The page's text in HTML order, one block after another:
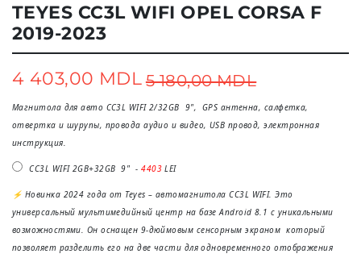
TEYES CC3L WIFI OPEL CORSA F
2019-2023
Special
4 403,00 MDL 5 180,00 MDL
Магнитола для авто CC3L WIFI 2/32GB 9", GPS антенна, салфетка,
отвертка и шурупы, провода аудио и видео, USB провод, электронная
инструкция.
CC3L WIFI 2GB+32GB 9" -4403 LEI
⚡ Новинка 2024 года от Teyes – автомагнитола CC3L WIFI. Это
универсальный мультимедийный центр на базе Android 8.1 с уникальными
возможностями. Он оснащен 9-дюймовым сенсорным экраном который
позволяет разделить его на две части для одновременного отображения
Skip
to
the
beginning
of
images